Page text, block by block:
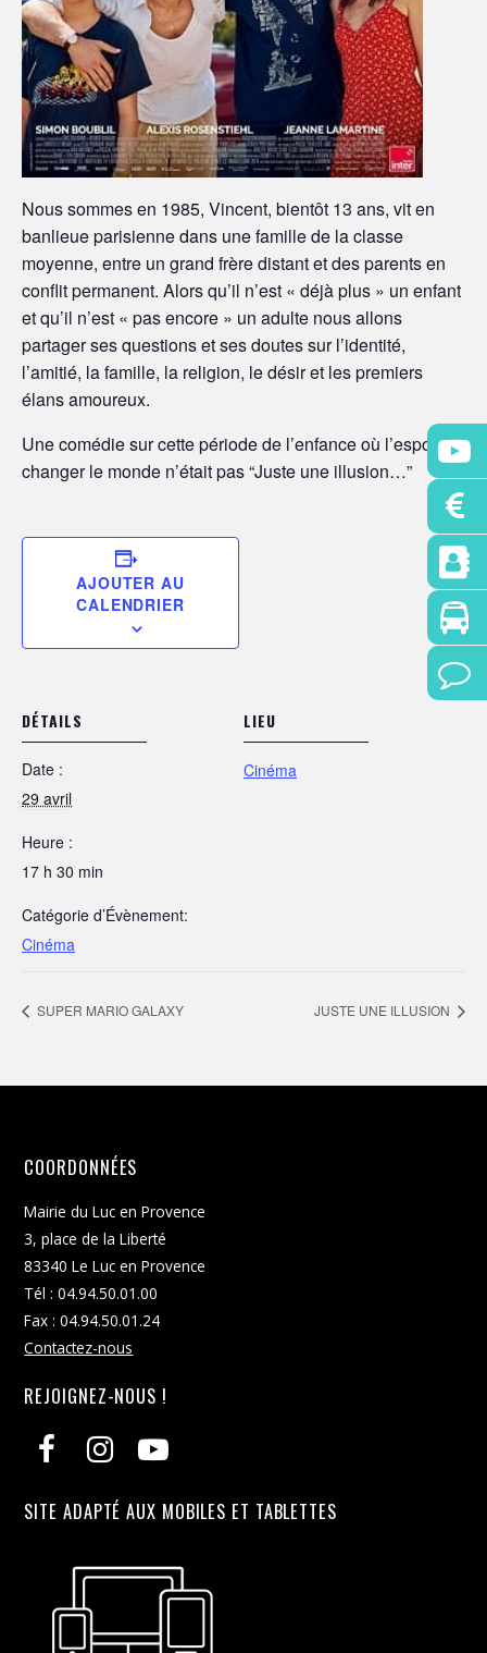
Nous sommes en 1985, Vincent, bientôt 13 ans, vit en
banlieue parisienne dans une famille de la classe
moyenne, entre un grand frère distant et des parents en
conflit permanent. Alors qu’il n’est « déjà plus » un enfant
et qu’il n’est « pas encore » un adulte nous allons
partager ses questions et ses doutes sur l’identité,
l’amitié, la famille, la religion, le désir et les premiers
élans amoureux.
Une comédie sur cette période de l’enfance où l’espoir de
changer le monde n’était pas “Juste une illusion…”
AJOUTER AU
CALENDRIER
DÉTAILS
Date :
29 avril
Heure :
17 h 30 min
Catégorie d’Évènement:
Cinéma
LIEU
Cinéma
SUPER MARIO GALAXY JUSTE UNE ILLUSION
COORDONNÉES
Mairie du Luc en Provence
3, place de la Liberté
83340 Le Luc en Provence
Tél : 04.94.50.01.00
Fax : 04.94.50.01.24
Contactez-nous
REJOIGNEZ-NOUS !
SITE ADAPTÉ AUX MOBILES ET TABLETTES